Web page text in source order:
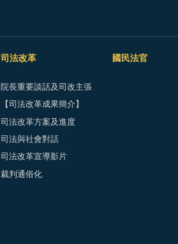
司法改革
院長重要談話及司改主張
【司法改革成果簡介】
司法改革方案及進度
司法與社會對話
司法改革宣導影片
裁判通俗化
國民法官